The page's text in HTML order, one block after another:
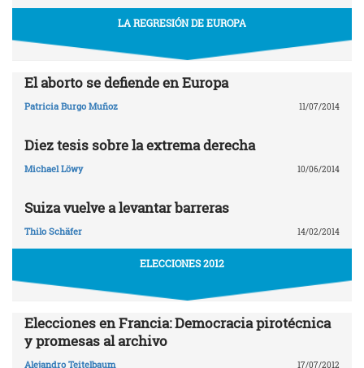
LA REGRESIÓN DE EUROPA
El aborto se defiende en Europa
Patricia Burgo Muñoz 11/07/2014
Diez tesis sobre la extrema derecha
Michael Löwy 10/06/2014
Suiza vuelve a levantar barreras
Thilo Schäfer 14/02/2014
ELECCIONES 2012
Elecciones en Francia: Democracia pirotécnica
y promesas al archivo
Alejandro Teitelbaum 17/07/2012